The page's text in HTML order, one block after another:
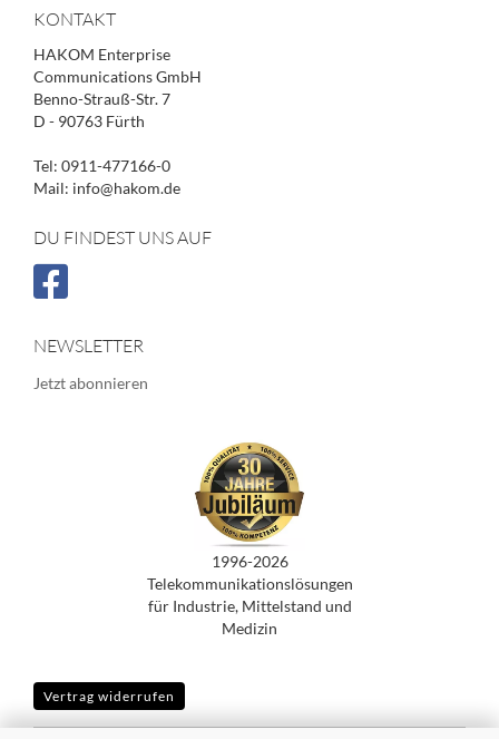
KONTAKT
HAKOM Enterprise
Communications GmbH
Benno-Strauß-Str. 7
D - 90763 Fürth
Tel: 0911-477166-0
Mail: info@hakom.de
DU FINDEST UNS AUF
NEWSLETTER
Jetzt abonnieren
1996-2026
Telekommunikationslösungen
für Industrie, Mittelstand und
Medizin
Vertrag widerrufen